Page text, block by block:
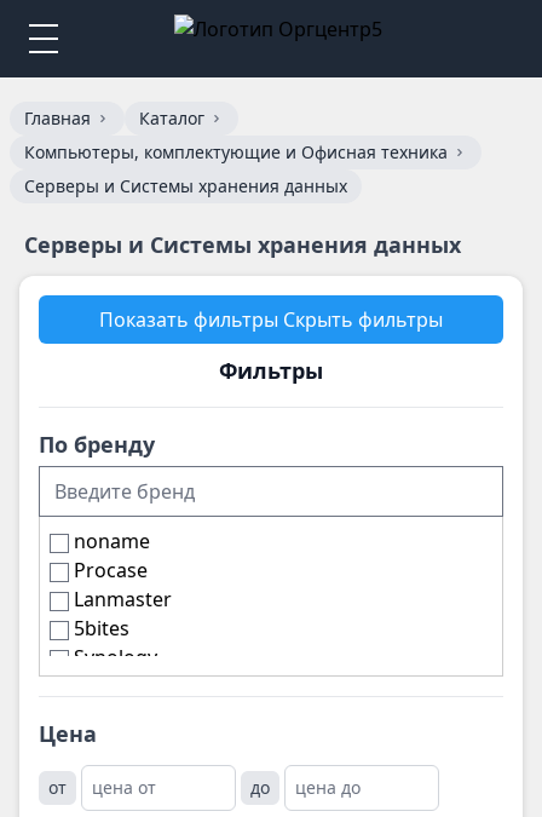
Главная
Каталог
Компьютеры, комплектующие и Офисная техника
Серверы и Системы хранения данных
Серверы и Системы хранения данных
Показать фильтры Скрыть фильтры
Фильтры
По бренду
noname
Procase
Lanmaster
5bites
Synology
OEM
HP
Neomax
Цена
от до